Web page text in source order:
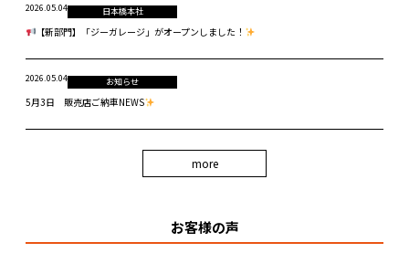
2026.05.04 日本橋本社
【新部門】「ジーガレージ」がオープンしました！
2026.05.04 お知らせ
5月3日 販売店ご納車NEWS
more
お客様の声